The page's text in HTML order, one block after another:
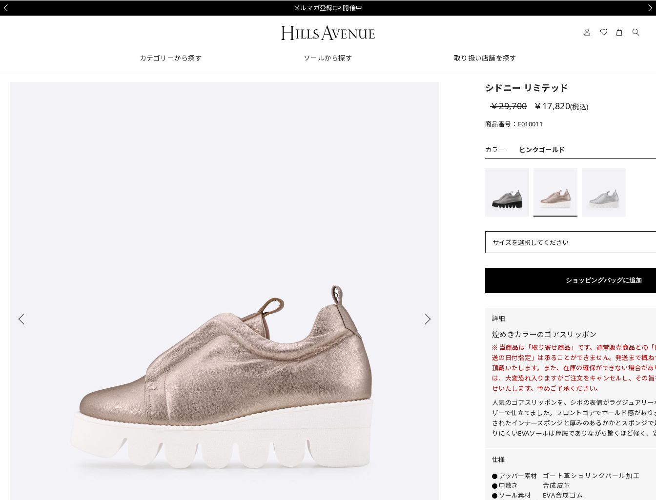
メルマガ登録CP 開催中
カテゴリーから探す ソールから探す 取り扱い店舗を探す
シドニー リミテッド
￥29,700
￥17,820(税込)
商品番号： E010011
カラー ピンクゴールド
サイズを選択してください
ショッピングバッグに追加
詳細
煌めきカラーのゴアスリッポン
※ 当商品は「取り寄せ商品」です。通常販売商品との
送の日付指定」は承ることができません。発送まで概
頂戴いたします。また、在庫の確保ができない場合が
は、大変恐れ入りますがご注文をキャンセルし、その
せいたします。予めご了承ください。
人気のゴアスリッポンを、シボの表情がラグジュアリ
ザーで仕立てました。フロントゴアでホールド感があ
されたインナースポンジと厚みのあるかかとスポンジ
りにくいEVAソールは厚底でありながら驚くほど軽く、
仕様
アッパー素材
ゴート革シュリンクパール加工
中敷き
合成皮革
ソール素材
EVA合成ゴム